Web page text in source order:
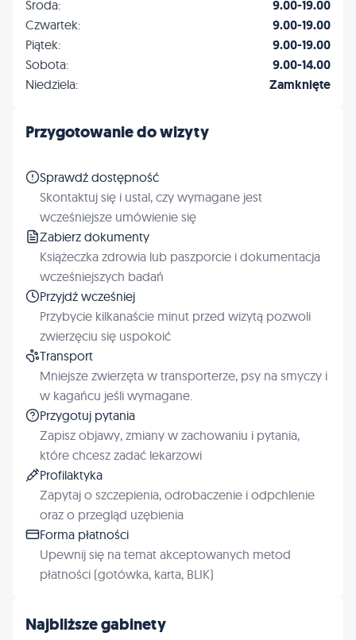
Najbliższe gabinety
Środa: 9.00-19.00
Czwartek: 9.00-19.00
Piątek: 9.00-19.00
Sobota: 9.00-14.00
Niedziela: Zamknięte
Przygotowanie do wizyty
Sprawdź dostępność
Skontaktuj się i ustal, czy wymagane jest
wcześniejsze umówienie się
Zabierz dokumenty
Książeczka zdrowia lub paszporcie i dokumentacja
wcześniejszych badań
Przyjdź wcześniej
Przybycie kilkanaście minut przed wizytą pozwoli
zwierzęciu się uspokoić
Transport
Mniejsze zwierzęta w transporterze, psy na smyczy i
w kagańcu jeśli wymagane.
Przygotuj pytania
Zapisz objawy, zmiany w zachowaniu i pytania,
które chcesz zadać lekarzowi
Profilaktyka
Zapytaj o szczepienia, odrobaczenie i odpchlenie
oraz o przegląd uzębienia
Forma płatności
Upewnij się na temat akceptowanych metod
płatności (gotówka, karta, BLIK)